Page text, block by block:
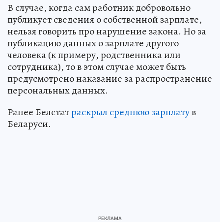
В случае, когда сам работник добровольно
публикует сведения о собственной зарплате,
нельзя говорить про нарушение закона. Но за
публикацию данных о зарплате другого
человека (к примеру, родственника или
сотрудника), то в этом случае может быть
предусмотрено наказание за распространение
персональных данных.
Ранее Белстатраскрыл среднюю зарплатув
Беларуси.